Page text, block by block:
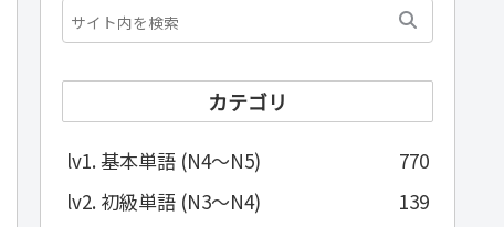
カテゴリ
lv1. 基本単語 (N4～N5)
770
lv2. 初級単語 (N3～N4)
139